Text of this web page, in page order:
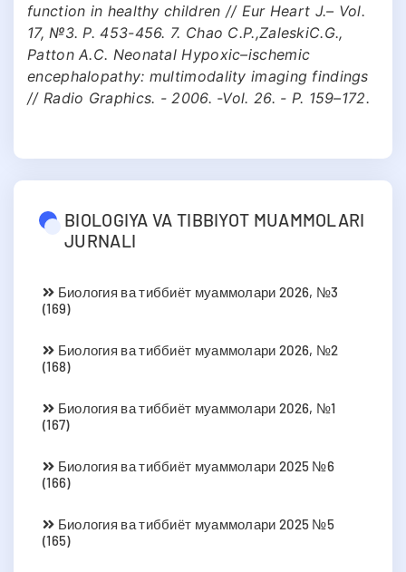
function in healthy children // Eur Heart J.– Vol.
17, №3. P. 453-456. 7. Chao C.P.,ZaleskiC.G.,
Patton A.C. Neonatal Hypoxic–ischemic
encephalopathy: multimodality imaging findings
// Radio Graphics. - 2006. -Vol. 26. - P. 159–172.
BIOLOGIYA VA TIBBIYOT MUAMMOLARI
JURNALI
Биология ва тиббиёт муаммолари 2026, №3
(169)
Биология ва тиббиёт муаммолари 2026, №2
(168)
Биология ва тиббиёт муаммолари 2026, №1
(167)
Биология ва тиббиёт муаммолари 2025 №6
(166)
Биология ва тиббиёт муаммолари 2025 №5
(165)